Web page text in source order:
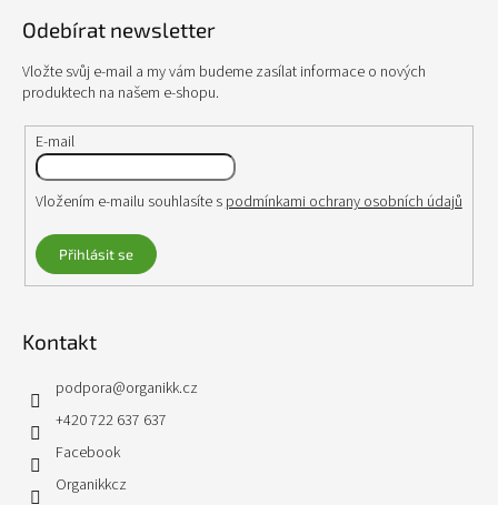
Odebírat newsletter
Vložte svůj e-mail a my vám budeme zasílat informace o nových
produktech na našem e-shopu.
E-mail
Vložením e-mailu souhlasíte s podmínkami ochrany osobních údajů
Přihlásit se
Kontakt
podpora@organikk.cz
+420 722 637 637
Facebook
Organikkcz